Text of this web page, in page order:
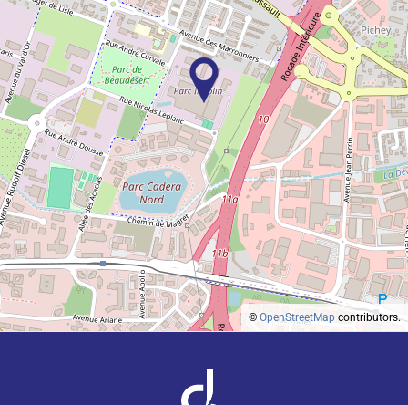
©OpenStreetMap contributors.